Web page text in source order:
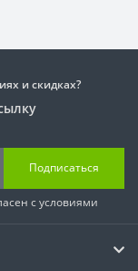
и скидках?
Подписаться
с условиями